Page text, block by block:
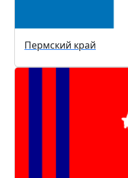
Пермский край